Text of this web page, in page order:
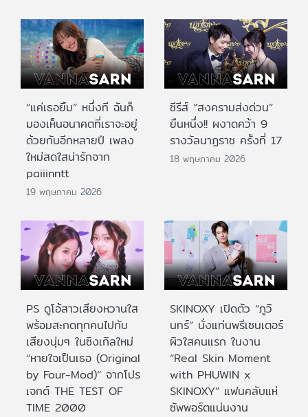
“แค่เธอยิ้ม” หนึ่งที ฉันก็
มองเห็นอนาคตที่เราจะอยู่
ด้วยกันอีกหลายปี เพลง
ใหม่สดใสน่ารักจาก
paiiinntt
19 พฤษภาคม 2026
ซีรีส์ “สงครามส่งด่วน”
ยืนหนึ่ง!! ผงาดคว้า 9
รางวัลนาฏราช ครั้งที่ 17
18 พฤษภาคม 2026
PS ดูโอ้สาวเสียงหวานใส
พร้อมสะกดทุกคนไปกับ
เสียงนุ่มๆ ในซิงเกิลใหม่
“หายใจเป็นเธอ (Original
by Four-Mod)” จากโปร
เจกต์ THE TEST OF
TIME 2000
SKINOXY เปิดตัว “ภูวิ
นทร์” นั่งแท่นพรีเซนเตอร์
ผิวใสคนแรก ในงาน
“Real Skin Moment
with PHUWIN x
SKINOXY” แฟนคลับแห่
ซัพพอร์ตแน่นงาน